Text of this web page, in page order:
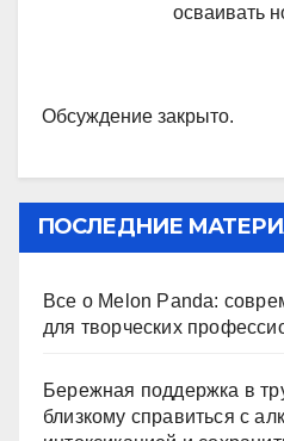
осваивать
Обсуждение закрыто.
ПОСЛЕДНИЕ
Все о Melon Panda:
для творческих
Бережная поддержка в
близкому справиться с